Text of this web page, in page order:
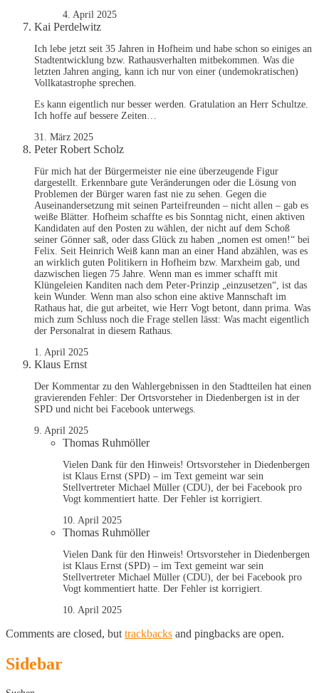
4. April 2025
Kai Perdelwitz
Ich lebe jetzt seit 35 Jahren in Hofheim und habe schon so einiges an
Stadtentwicklung bzw. Rathausverhalten mitbekommen. Was die
letzten Jahren anging, kann ich nur von einer (undemokratischen)
Vollkatastrophe sprechen.
Es kann eigentlich nur besser werden. Gratulation an Herr Schultze.
Ich hoffe auf bessere Zeiten…
31. März 2025
Peter Robert Scholz
Für mich hat der Bürgermeister nie eine überzeugende Figur
dargestellt. Erkennbare gute Veränderungen oder die Lösung von
Problemen der Bürger waren fast nie zu sehen. Gegen die
Auseinandersetzung mit seinen Parteifreunden – nicht allen – gab es
weiße Blätter. Hofheim schaffte es bis Sonntag nicht, einen aktiven
Kandidaten auf den Posten zu wählen, der nicht auf dem Schoß
seiner Gönner saß, oder dass Glück zu haben „nomen est omen!“ bei
Felix. Seit Heinrich Weiß kann man an einer Hand abzählen, was es
an wirklich guten Politikern in Hofheim bzw. Marxheim gab, und
dazwischen liegen 75 Jahre. Wenn man es immer schafft mit
Klüngeleien Kanditen nach dem Peter-Prinzip „einzusetzen“, ist das
kein Wunder. Wenn man also schon eine aktive Mannschaft im
Rathaus hat, die gut arbeitet, wie Herr Vogt betont, dann prima. Was
mich zum Schluss noch die Frage stellen lässt: Was macht eigentlich
der Personalrat in diesem Rathaus.
1. April 2025
Klaus Ernst
Der Kommentar zu den Wahlergebnissen in den Stadtteilen hat einen
gravierenden Fehler: Der Ortsvorsteher in Diedenbergen ist in der
SPD und nicht bei Facebook unterwegs.
9. April 2025
Thomas Ruhmöller
Vielen Dank für den Hinweis! Ortsvorsteher in Diedenbergen
ist Klaus Ernst (SPD) – im Text gemeint war sein
Stellvertreter Michael Müller (CDU), der bei Facebook pro
Vogt kommentiert hatte. Der Fehler ist korrigiert.
10. April 2025
Thomas Ruhmöller
Vielen Dank für den Hinweis! Ortsvorsteher in Diedenbergen
ist Klaus Ernst (SPD) – im Text gemeint war sein
Stellvertreter Michael Müller (CDU), der bei Facebook pro
Vogt kommentiert hatte. Der Fehler ist korrigiert.
10. April 2025
Comments are closed, but trackbacks and pingbacks are open.
Sidebar